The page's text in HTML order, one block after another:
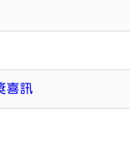
喜訊